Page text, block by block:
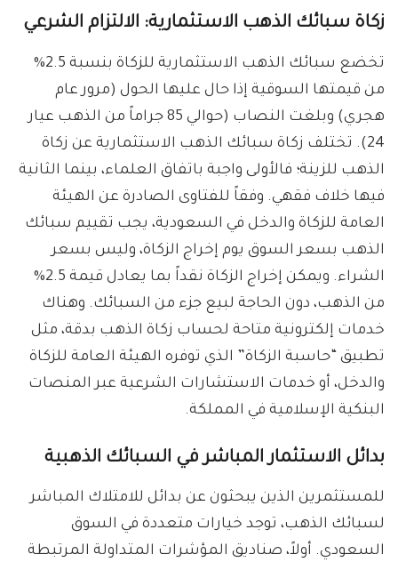
زكاة سبائك الذهب الاستثمارية: الالتزام الشرعي
تخضع سبائك الذهب الاستثمارية للزكاة بنسبة 2.5%
من قيمتها السوقية إذا حال عليها الحول (مرور عام
هجري) وبلغت النصاب (حوالي 85 جراماً من الذهب عيار
24). تختلف زكاة سبائك الذهب الاستثمارية عن زكاة
الذهب للزينة؛ فالأولى واجبة باتفاق العلماء، بينما الثانية
فيها خلاف فقهي. وفقاً للفتاوى الصادرة عن الهيئة
العامة للزكاة والدخل في السعودية، يجب تقييم سبائك
الذهب بسعر السوق يوم إخراج الزكاة، وليس بسعر
الشراء. ويمكن إخراج الزكاة نقداً بما يعادل قيمة 2.5%
من الذهب، دون الحاجة لبيع جزء من السبائك. وهناك
خدمات إلكترونية متاحة لحساب زكاة الذهب بدقة، مثل
تطبيق “حاسبة الزكاة” الذي توفره الهيئة العامة للزكاة
والدخل، أو خدمات الاستشارات الشرعية عبر المنصات
البنكية الإسلامية في المملكة.
بدائل الاستثمار المباشر في السبائك الذهبية
للمستثمرين الذين يبحثون عن بدائل للامتلاك المباشر
لسبائك الذهب، توجد خيارات متعددة في السوق
السعودي. أولاً، صناديق المؤشرات المتداولة المرتبطة